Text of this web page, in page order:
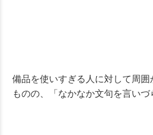
備品を使いすぎる人に対して周
ものの、「なかなか文句を言いづ